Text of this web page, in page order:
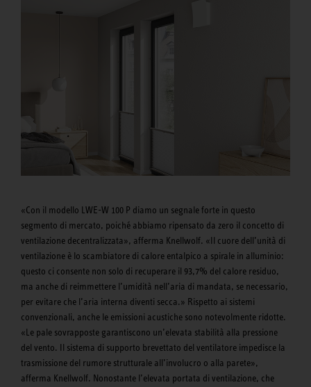
«Con il modello LWE-W 100 P diamo un segnale forte in questo
segmento di mercato, poiché abbiamo ripensato da zero il concetto di
ventilazione decentralizzata», afferma Knellwolf. «Il cuore dell’unità di
ventilazione è lo scambiatore di calore entalpico a spirale in alluminio:
questo ci consente non solo di recuperare il 93,7% del calore residuo,
ma anche di reimmettere l’umidità nell’aria di mandata, se necessario,
per evitare che l’aria interna diventi secca.» Rispetto ai sistemi
convenzionali, anche le emissioni acustiche sono notevolmente ridotte.
«Le pale sovrapposte garantiscono un’elevata stabilità alla pressione
del vento. Il sistema di supporto brevettato del ventilatore impedisce la
trasmissione del rumore strutturale all’involucro o alla parete»,
afferma Knellwolf. Nonostante l’elevata portata di ventilazione, che